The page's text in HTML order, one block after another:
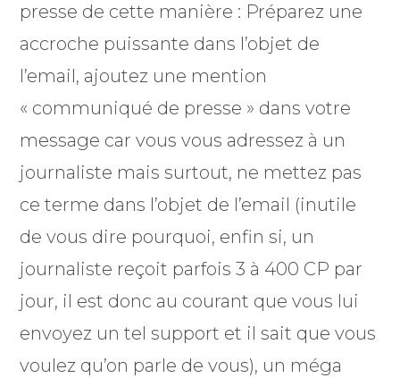
presse de cette manière : Préparez une
accroche puissante dans l’objet de
l’email, ajoutez une mention
« communiqué de presse » dans votre
message car vous vous adressez à un
journaliste mais surtout, ne mettez pas
ce terme dans l’objet de l’email (inutile
de vous dire pourquoi, enfin si, un
journaliste reçoit parfois 3 à 400 CP par
jour, il est donc au courant que vous lui
envoyez un tel support et il sait que vous
voulez qu’on parle de vous), un méga